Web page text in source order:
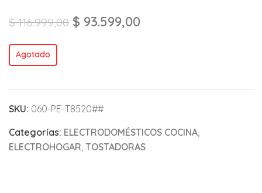
$116.999,00 $ 93.599,00
Agotado
SKU: 060-PE-T8520##
Categorías: ELECTRODOMÉSTICOS COCINA
ELECTROHOGAR TOSTADORAS